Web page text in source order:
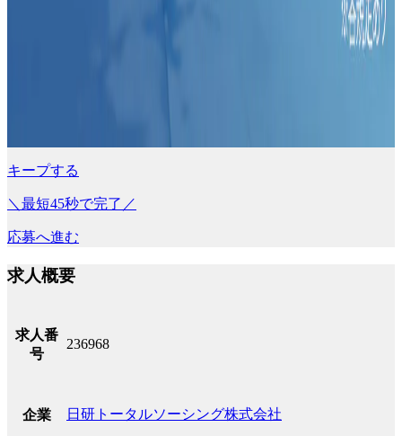
キープする
＼最短45秒で完了／
応募へ進む
求人概要
求人番
号
236968
企業 日研トータルソーシング株式会社